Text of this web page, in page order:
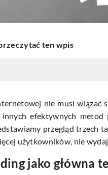
ten wpis
nie musi wiązać
efektywnych
przegląd trzech
użytkowników, nie
jako główna